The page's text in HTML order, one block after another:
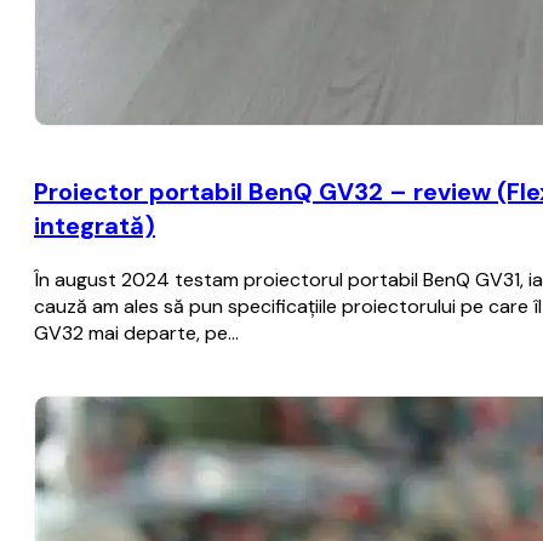
Proiector portabil BenQ GV32 – review
integrată)
În august 2024 testam proiectorul portabil BenQ GV31,
cauză am ales să pun specificațiile proiectorului pe care
GV32 mai departe, pe…